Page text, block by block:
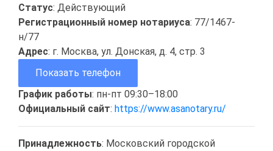
Статус: Действующий
Регистрационный номер нотариуса: 77/1467-
н/77
Адрес: г. Москва, ул. Донская, д. 4, стр. 3
Показать телефон
График работы: пн-пт 09:30–18:00
Официальный сайт: https://www.asanotary.ru/
Принадлежность: Московский городской